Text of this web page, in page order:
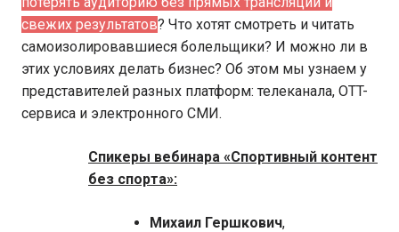
свежих результатов? Что хотят смотреть и читать
самоизолировавшиеся болельщики? И можно ли в
этих условиях делать бизнес? Об этом мы узнаем у
представителей разных платформ: телеканала, OTT-
сервиса и электронного СМИ.
Спикеры вебинара «Спортивный контент
без спорта»:
Михаил Гершкович,